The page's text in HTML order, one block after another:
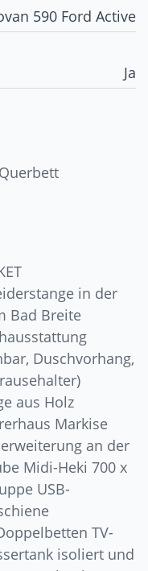
590 Ford Active
Ja
Querbett
in der
Bad Breite
Duschvorhang,
aus Holz
Markise
an der
Midi-Heki 700 x
USB-
TV-
isoliert und